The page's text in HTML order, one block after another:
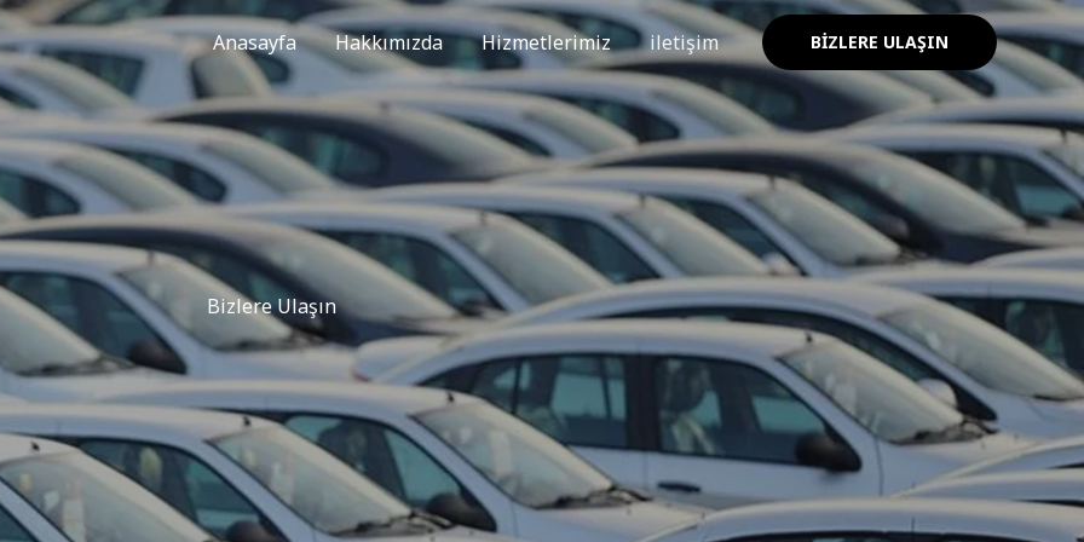
Anasayfa Hakkımızda Hizmetlerimiz iletişim BIZLERE ULAŞIN
Bizlere Ulaşın